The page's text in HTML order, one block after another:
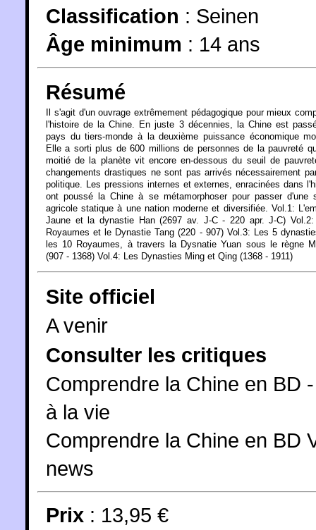
Classification : Seinen
Âge minimum : 14 ans
Résumé
Il s'agit d'un ouvrage extrêmement pédagogique pour mieux
l'histoire de la Chine. En juste 3 décennies, la Chine est
pays du tiers-monde à la deuxième puissance économique
Elle a sorti plus de 600 millions de personnes de la pauvreté
moitié de la planète vit encore en-dessous du seuil de
changements drastiques ne sont pas arrivés nécessairement
politique. Les pressions internes et externes, enracinées dans
ont poussé la Chine à se métamorphoser pour passer d'une
agricole statique à une nation moderne et diversifiée. Vol.1:
Jaune et la dynastie Han (2697 av. J-C - 220 apr. J-C)
Royaumes et le Dynastie Tang (220 - 907) Vol.3: Les 5
les 10 Royaumes, à travers la Dysnatie Yuan sous le règne
(907 - 1368) Vol.4: Les Dynasties Ming et Qing (1368 - 1911)
Site officiel
A venir
Consulter les critiques
Comprendre la Chine en BD
à la vie
Comprendre la Chine en BD
news
Prix : 13,95 €